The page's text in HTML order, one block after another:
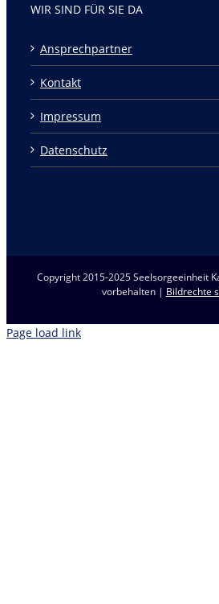
WIR SIND FÜR SIE DA
Ansprechpartner
Kontakt
Impressum
Datenschutz
Copyright 2015-2025 Seelsorgeeinheit
vorbehalten | Bildrechte
Page load link